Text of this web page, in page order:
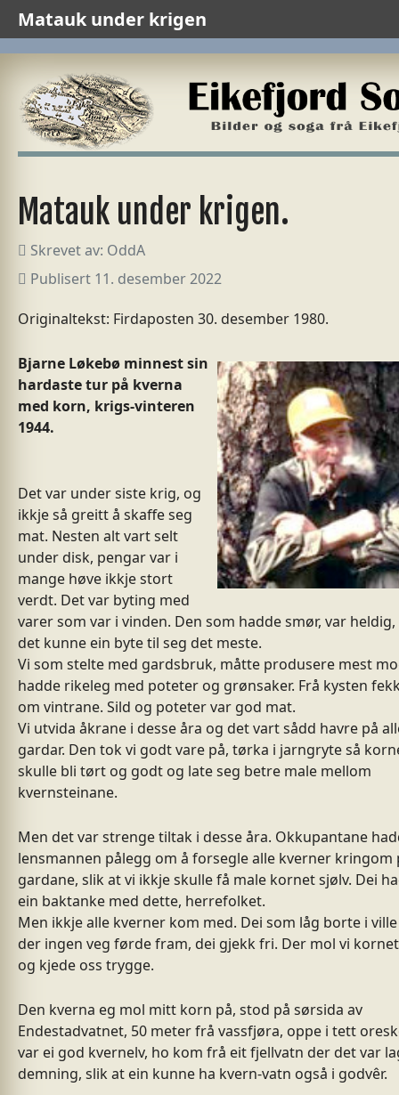
Matauk under krigen.
Skrevet av: OddA
Publisert 11. desember 2022
Originaltekst: Firdaposten 30. desember 1980.
Bjarne Løkebø minnest sin
hardaste tur på kverna
med korn, krigs-vinteren
1944.
Det var under siste krig, og
ikkje så greitt å skaffe seg
mat. Nesten alt vart selt
under disk, pengar var i
mange høve ikkje stort
verdt. Det var byting med
varer som var i vinden. Den som hadde smør, var
det kunne ein byte til seg det meste.
Vi som stelte med gardsbruk, måtte produsere mest
hadde rikeleg med poteter og grønsaker. Frå kysten
om vintrane. Sild og poteter var god mat.
Vi utvida åkrane i desse åra og det vart sådd havre på
gardar. Den tok vi godt vare på, tørka i jarngryte så
skulle bli tørt og godt og late seg betre male mellom
kvernsteinane.
Men det var strenge tiltak i desse åra. Okkupantane
lensmannen pålegg om å forsegle alle kverner kringom
gardane, slik at vi ikkje skulle få male kornet sjølv. Dei
ein baktanke med dette, herrefolket.
Men ikkje alle kverner kom med. Dei som låg borte i
der ingen veg førde fram, dei gjekk fri. Der mol vi
og kjede oss trygge.
Den kverna eg mol mitt korn på, stod på sørsida av
Endestadvatnet, 50 meter frå vassfjøra, oppe i tett
var ei god kvernelv, ho kom frå eit fjellvatn der det var
demning, slik at ein kunne ha kvern-vatn også i godvêr.
Matauk under krigen